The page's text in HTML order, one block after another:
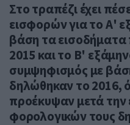
Στο τραπέζι έχει
εισφορών για το Α'
βάση τα
2015 και το Β'
συμψηφισμός με
δηλώθηκαν το 2016,
προέκυψαν μετά την
φορολογικών τους